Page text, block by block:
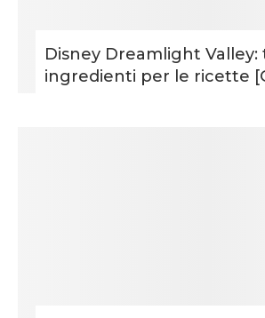
Disney Dreamlight
ingredienti per le ricette